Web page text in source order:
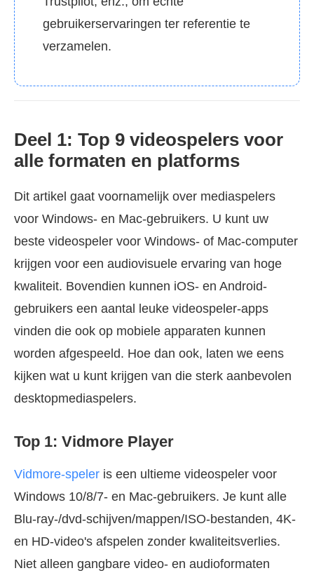
gebruikerservaringen ter referentie te
verzamelen.
Deel 1: Top 9 videospelers voor
alle formaten en platforms
Dit artikel gaat voornamelijk over mediaspelers
voor Windows- en Mac-gebruikers. U kunt uw
beste videospeler voor Windows- of Mac-computer
krijgen voor een audiovisuele ervaring van hoge
kwaliteit. Bovendien kunnen iOS- en Android-
gebruikers een aantal leuke videospeler-apps
vinden die ook op mobiele apparaten kunnen
worden afgespeeld. Hoe dan ook, laten we eens
kijken wat u kunt krijgen van die sterk aanbevolen
desktopmediaspelers.
Top 1: Vidmore Player
Vidmore-speler is een ultieme videospeler voor
Windows 10/8/7- en Mac-gebruikers. Je kunt alle
Blu-ray-/dvd-schijven/mappen/ISO-bestanden, 4K-
en HD-video's afspelen zonder kwaliteitsverlies.
Niet alleen gangbare video- en audioformaten